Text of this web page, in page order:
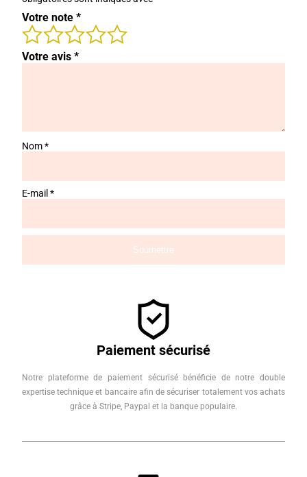
Votre note *
Votre avis *
Nom*
E-mail *
Paiement sécurisé
Notre plateforme de paiement sécurisé bénéficie de notre double
expertise technique et bancaire afin de sécuriser totalement vos achats
grâce à Stripe, Paypal et la banque populaire.